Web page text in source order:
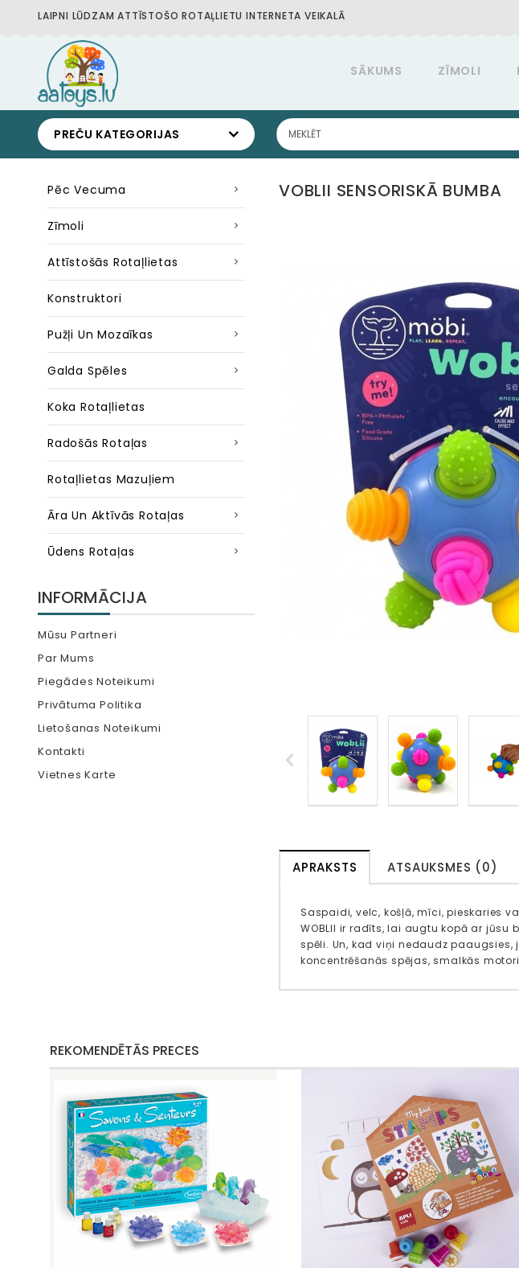
LAIPNI LŪDZAM ATTĪSTOŠO ROTAĻLIETU INTERNETA VEIKALĀ
SĀKUMS ZĪMOLI
PREČU KATEGORIJAS
Pēc Vecuma
Zīmoli
Attīstošās Rotaļlietas
Konstruktori
Pužļi Un Mozaīkas
Galda Spēles
Koka Rotaļlietas
Radošās Rotaļas
Rotaļlietas Mazuļiem
Āra Un Aktīvās Rotaļas
Ūdens Rotaļas
INFORMĀCIJA
Mūsu Partneri
Par Mums
Piegādes Noteikumi
Privātuma Politika
Lietošanas Noteikumi
Kontakti
Vietnes Karte
VOBLII SENSORISKĀ BUMBA
APRAKSTS ATSAUKSMES (0)
Saspaidi, velc, košļā, mīci, pieskaries
WOBLII ir radīts, lai augtu kopā ar jūsu
spēli. Un, kad viņi nedaudz
koncentrēšanās spējas, smalkās
REKOMENDĒTĀS PRECES